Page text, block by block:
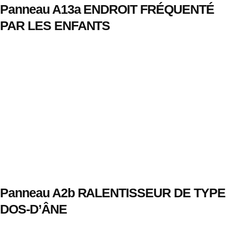
Panneau A13a ENDROIT FRÉQUENTÉ
PAR LES ENFANTS
Panneau A2b RALENTISSEUR DE TYPE
DOS-D’ÂNE